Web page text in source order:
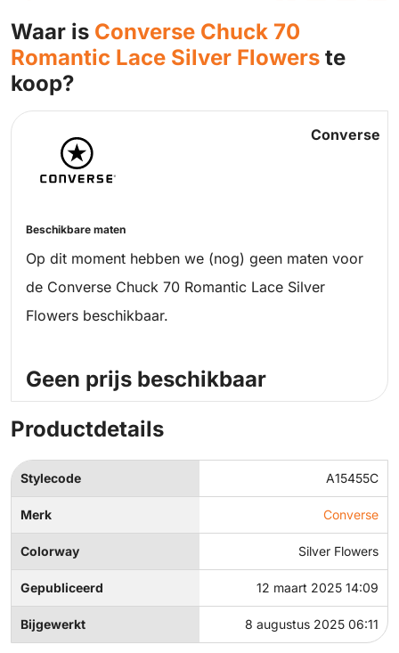
Waar is Converse Chuck 70
Romantic Lace Silver Flowers te
koop?
Converse
Beschikbare maten
Op dit moment hebben we (nog) geen maten voor
de Converse Chuck 70 Romantic Lace Silver
Flowers beschikbaar.
Geen prijs beschikbaar
Productdetails
Stylecode A15455C
Merk Converse
Colorway Silver Flowers
Gepubliceerd 12 maart 2025 14:09
Bijgewerkt 8 augustus 2025 06:11